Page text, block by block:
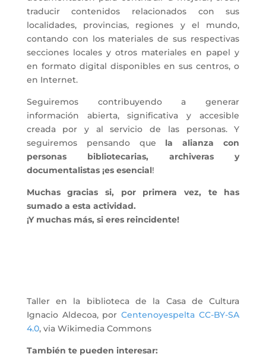
traducir contenidos relacionados con sus
localidades, provincias, regiones y el mundo,
contando con los materiales de sus respectivas
secciones locales y otros materiales en papel y
en formato digital disponibles en sus centros, o
en Internet.
Seguiremos contribuyendo a generar
información abierta, significativa y accesible
creada por y al servicio de las personas. Y
seguiremos pensando que la alianza con
personas bibliotecarias, archiveras y
documentalistas ¡es esencial!
Muchas gracias si, por primera vez, te has
sumado a esta actividad.
¡Y muchas más, si eres reincidente!
Taller en la biblioteca de la Casa de Cultura
Ignacio Aldecoa, porCentenoyespelta CC-BY-SA
4.0, via Wikimedia Commons
También te pueden interesar: